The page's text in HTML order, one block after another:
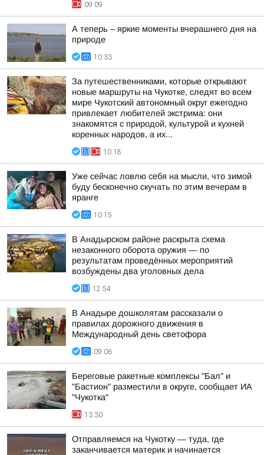
09:09
А теперь – яркие моменты вчерашнего дня на
природе
10:33
За путешественниками, которые открывают
новые маршруты на Чукотке, следят во всем
мире Чукотский автономный округ ежегодно
привлекает любителей экстрима: они
знакомятся с природой, культурой и кухней
коренных народов, а их...
10:18
Уже сейчас ловлю себя на мысли, что зимой
буду бесконечно скучать по этим вечерам в
яранге
10:15
В Анадырском районе раскрыта схема
незаконного оборота оружия — по
результатам проведённых мероприятий
возбуждены два уголовных дела
12:54
В Анадыре дошколятам рассказали о
правилах дорожного движения в
Международный день светофора
09:06
Береговые ракетные комплексы "Бал" и
"Бастион" разместили в округе, сообщает ИА
"Чукотка"
13:30
Отправляемся на Чукотку — туда, где
заканчивается материк и начинается